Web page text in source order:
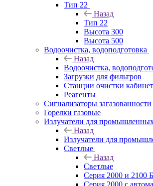
Тип 22
Назад
Тип 22
Высота 300
Высота 500
Водоочистка, водоподготовка
Назад
Водоочистка,
Загрузки для фильтров
Станции очистки
Реагенты
Сигнализаторы загазованности
Горелки газовые
Излучатели для
Назад
Излучатели для
Светлые
Назад
Светлые
Серия 2000 и 2100
Серия 2000 с